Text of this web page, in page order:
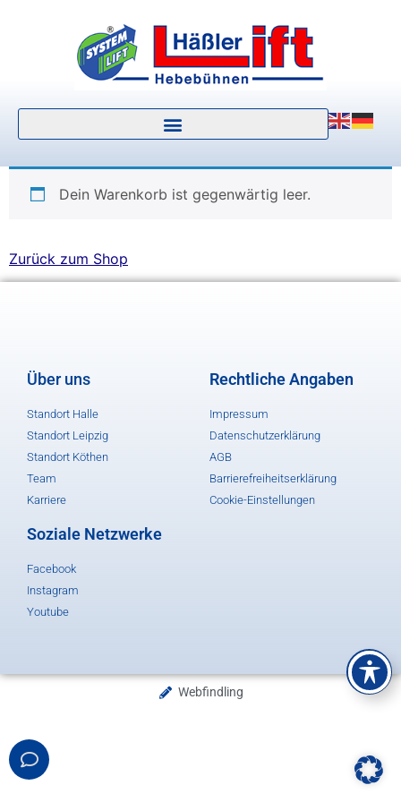
Dein Warenkorb ist gegenwärtig leer.
Zurück zum Shop
Über uns
Standort Halle
Standort Leipzig
Standort Köthen
Team
Karriere
Rechtliche Angaben
Impressum
Datenschutzerklärung
AGB
Barrierefreiheitserklärung
Cookie-Einstellungen
Soziale Netzwerke
Facebook
Instagram
Youtube
Webfindling